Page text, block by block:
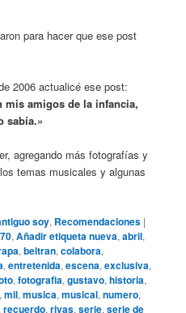
para hacer que ese post
2006 actualicé ese post:
mis amigos de la infancia,
sabía.»
agregando más fotografías y
temas musicales y algunas
soy, Recomendaciones |
70,Añadir etiqueta nueva,abril,
,beltran,colabora,
,entretenida,escena,exclusiva,
,fotografia,gustavo,historia,
,mil,musica,musical,numero,
,recuerdo,rivas,serie,serie de